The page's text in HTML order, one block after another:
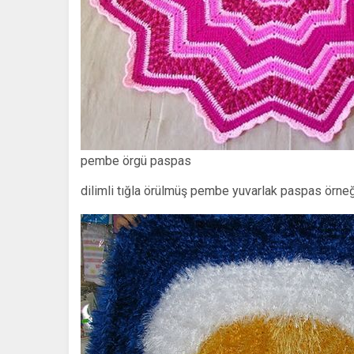
pembe örgü paspas
dilimli tığla örülmüş pembe yuvarlak paspas